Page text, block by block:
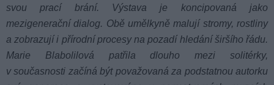
svou prací brání. Výstava je koncipovaná jako
mezigenerační dialog. Obě umělkyně malují stromy, rostliny
a zobrazují i přírodní procesy na pozadí hledání širšího řádu.
Marie Blabolilová patřila dlouho mezi solitérky,
v současnosti začíná být považovaná za podstatnou autorku